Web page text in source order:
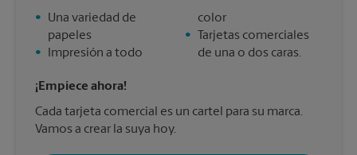
•
Una variedad de
papeles
•
Impresión a todo
color
•
Tarjetas comerciales
de una o dos caras.
¡Empiece ahora!
Cada tarjeta comercial es un cartel para su marca.
Vamos a crear la suya hoy.